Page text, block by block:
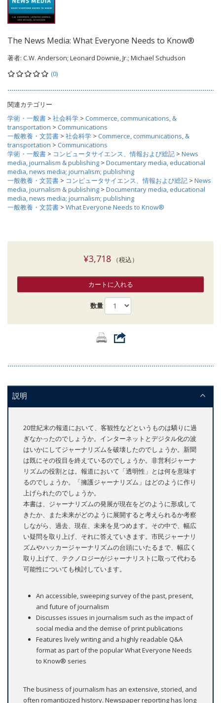
The News Media: What Everyone Needs to Know®
著者: C.W. Anderson; Leonard Downie, Jr.; Michael Schudson
(0)
関連カテゴリー
学術・一般書 > 社会科学 > Commerce, communications, &
transportation > Communications
一般教養・文芸書 > 社会科学 > Commerce, communications, &
transportation > Communications
学術・一般書 > コンピュータサイエンス、情報および総記 > News
media, journalism & publishing > Documentary media, educational
media, news media; journalism; publishing
一般教養・文芸書 > コンピュータサイエンス、情報および総記 > News
media, journalism & publishing > Documentary media, educational
media, news media; journalism; publishing
一般教養・文芸書 > What Everyone Needs to Know®
¥3,718（税込）
カートに入れる
数量
説明
20世紀末の報道において、客観性などというものは驕りに過
ぎなかったのでしょうか。インターネットとデジタル化の波
はいかにしてジャーナリズムを破壊したのでしょうか。新聞
は既にその役目を終えているのでしょうか。非営利ジャーナ
リズムの役割とは。報道において「透明性」とは何を意味す
るのでしょうか。「擁護ジャーナリズム」はどのように作り
上げられたのでしょうか。
本書は、ジャーナリズムの発展が現在をどのように形成して
きたか、また未来がどのように展開すると考えられるか考察
しながら、過去、現在、未来を見つめます。その中で、幅広
い疑問を取り上げ、それに答えていきます。市民ジャーナリ
ズムやハッカージャーナリズムの台頭にいたるまで、幅広く
取り上げて、テクノロジーがジャーナリストに取って代わる
可能性についても検討しています。
An accessible, sweeping survey of the past, present,
and future of journalism
Discusses issues in journalism such as the impact of
social media and the demise of print publications
Features lively writing and a highly readable Q&A
format as part of the popular What Everyone Needs
to Know® series
The business of journalism has an extensive, storied, and
often romanticized history. Newspaper reporting has long